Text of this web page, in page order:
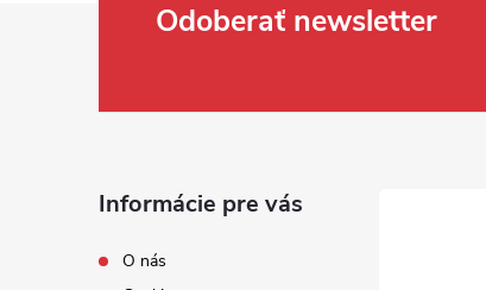
Odoberať newsletter
Informácie pre vás
O nás